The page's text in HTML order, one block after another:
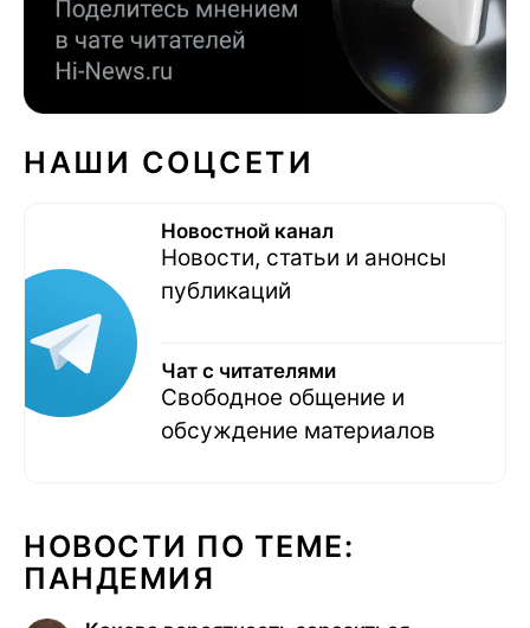
НАШИ СОЦСЕТИ
Новостной канал
Новости, статьи и анонсы
публикаций
Чат с читателями
Свободное общение и
обсуждение материалов
НОВОСТИ ПО ТЕМЕ:
ПАНДЕМИЯ